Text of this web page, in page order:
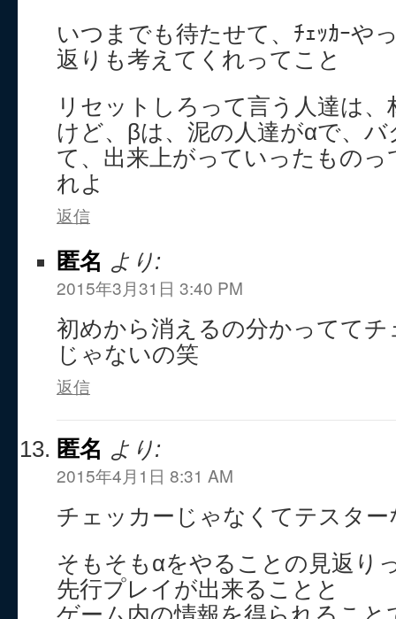
いつまでも待たせて、ﾁｪｯｶｰや
返りも考えてくれってこと
リセットしろって言う人達は
けど、βは、泥の人達がαで、
て、出来上がっていったもの
れよ
返信
匿名 より:
2015年3月31日 3:40 PM
初めから消えるの分かってて
じゃないの笑
返信
匿名 より:
2015年4月1日 8:31 AM
チェッカーじゃなくてテスター
そもそもαをやることの見返り
先行プレイが出来ることと